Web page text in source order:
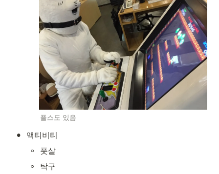
플스도 있음
• 액티비티
◦ 풋살
◦ 탁구